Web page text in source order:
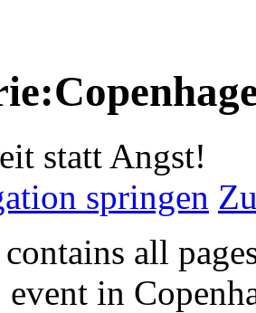
statt Angst!
springen
all
event in